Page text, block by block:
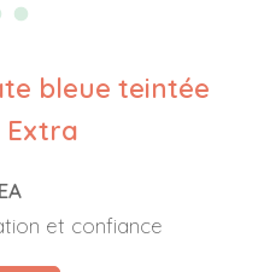
bleue teintée
Extra
et confiance